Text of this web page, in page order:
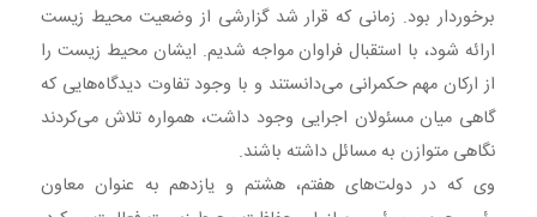
برخوردار بود. زمانی که قرار شد گزارشی از وضعیت محیط‌ زیست
ارائه شود، با استقبال فراوان مواجه شدیم. ایشان محیط‌ زیست را
از ارکان مهم حکمرانی می‌دانستند و با وجود تفاوت دیدگاه‌هایی که
گاهی میان مسئولان اجرایی وجود داشت، همواره تلاش می‌کردند
نگاهی متوازن به مسائل داشته باشند.
وی که در دولت‌های هفتم، هشتم و یازدهم به عنوان معاون